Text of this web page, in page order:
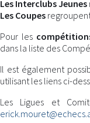
Les Interclubs Jeunes
Les Coupes
Pour les
dans la liste des
Il est également
utilisant les liens ci-
Les Ligues et